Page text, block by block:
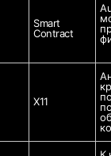
Smart
Contract
X11